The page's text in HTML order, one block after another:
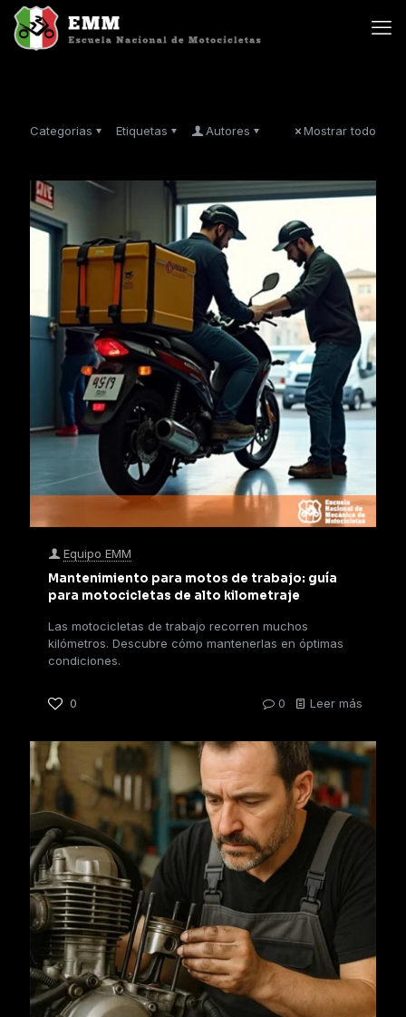
Categorias Etiquetas Autores Mostrar todo
Equipo EMM
Mantenimiento para motos de trabajo: guía
para motocicletas de alto kilometraje
Las motocicletas de trabajo recorren muchos
kilómetros. Descubre cómo mantenerlas en óptimas
condiciones.
0 0 Leer más